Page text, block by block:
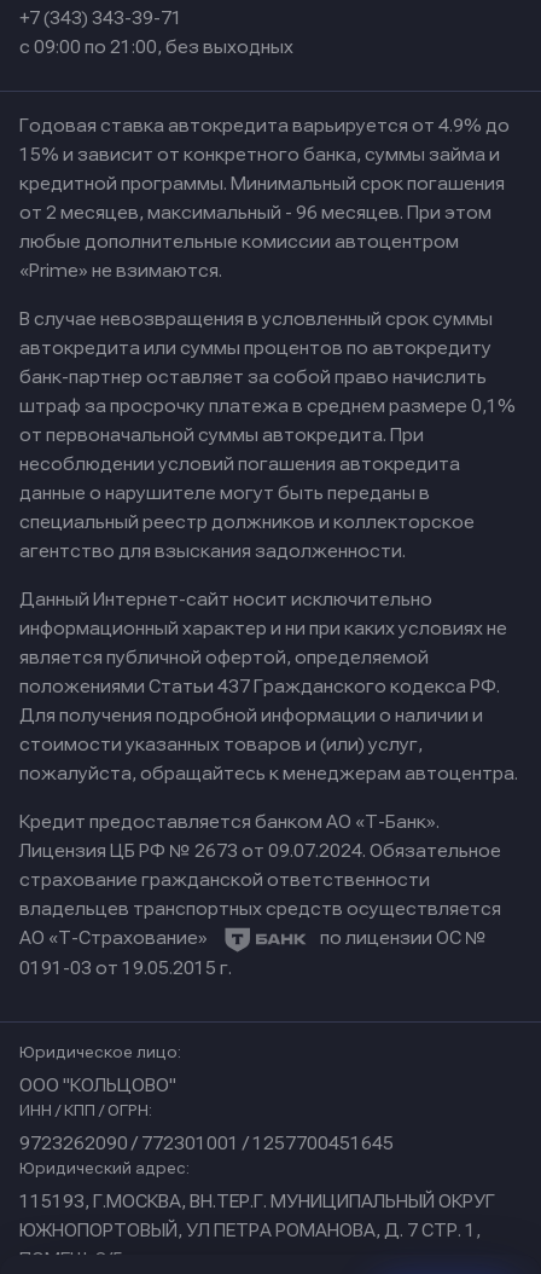
+7 (343) 343-39-71
с 09:00 по 21:00, без выходных
Годовая ставка автокредита варьируется от 4.9% до
15% и зависит от конкретного банка, суммы займа и
кредитной программы. Минимальный срок погашения
от 2 месяцев, максимальный - 96 месяцев. При этом
любые дополнительные комиссии автоцентром
«Prime» не взимаются.
В случае невозвращения в условленный срок суммы
автокредита или суммы процентов по автокредиту
банк-партнер оставляет за собой право начислить
штраф за просрочку платежа в среднем размере 0,1%
от первоначальной суммы автокредита. При
несоблюдении условий погашения автокредита
данные о нарушителе могут быть переданы в
специальный реестр должников и коллекторское
агентство для взыскания задолженности.
Данный Интернет-сайт носит исключительно
информационный характер и ни при каких условиях не
является публичной офертой, определяемой
положениями Статьи 437 Гражданского кодекса РФ.
Для получения подробной информации о наличии и
стоимости указанных товаров и (или) услуг,
пожалуйста, обращайтесь к менеджерам автоцентра.
Кредит предоставляется банком АО «Т-Банк».
Лицензия ЦБ РФ № 2673 от 09.07.2024. Обязательное
страхование гражданской ответственности
владельцев транспортных средств осуществляется
АО «Т-Страхование»
по лицензии ОС №
0191-03 от 19.05.2015 г.
Юридическое лицо:
ООО "КОЛЬЦОВО"
ИНН / КПП / ОГРН:
9723262090 / 772301001 / 1257700451645
Юридический адрес:
115193, Г.МОСКВА, ВН.ТЕР.Г. МУНИЦИПАЛЬНЫЙ ОКРУГ
ЮЖНОПОРТОВЫЙ, УЛ ПЕТРА РОМАНОВА, Д. 7 СТР. 1,
ПОМЕЩ. 3/5